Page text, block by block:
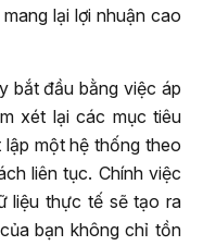
lại lợi nhuận cao
bắt đầu bằng việc áp
xét lại các mục tiêu
một hệ thống theo
liên tục. Chính việc
liệu thực tế sẽ tạo ra
bạn không chỉ tồn